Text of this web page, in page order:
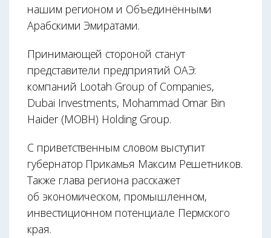
нашим регионом и Объединёнными
Арабскими Эмиратами.
Принимающей стороной станут
представители предприятий ОАЭ:
компаний Lootah Group of Companies,
Dubai Investments, Mohammad Omar Bin
Haider (MOBH) Holding Group.
С приветственным словом выступит
губернатор Прикамья Максим Решетников.
Также глава региона расскажет
об экономическом, промышленном,
инвестиционном потенциале Пермского
края.